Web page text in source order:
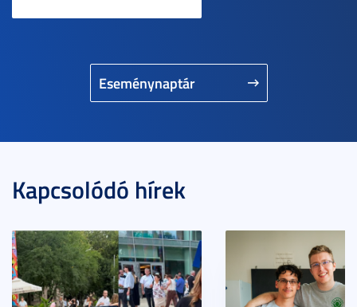
Eseménynaptár
Kapcsolódó hírek